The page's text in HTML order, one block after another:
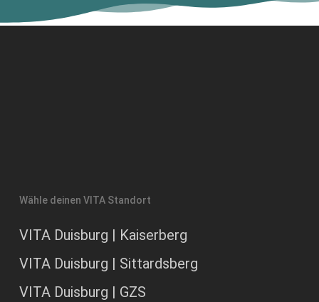
Wähle deinen VITA Standort
VITA Duisburg | Kaiserberg
VITA Duisburg | Sittardsberg
VITA Duisburg | GZS